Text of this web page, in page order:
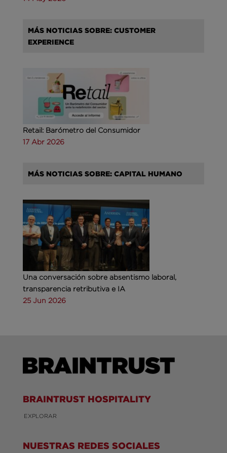
MÁS NOTICIAS SOBRE: CUSTOMER
EXPERIENCE
Retail: Barómetro del Consumidor
17 Abr 2026
MÁS NOTICIAS SOBRE: CAPITAL HUMANO
Una conversación sobre absentismo laboral,
transparencia retributiva e IA
25 Jun 2026
BRAINTRUST HOSPITALITY
EXPLORAR
NUESTRAS REDES SOCIALES